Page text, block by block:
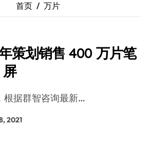
首页 万片
策划销售 400 万片笔
屏
根据群智咨询最新…
2021